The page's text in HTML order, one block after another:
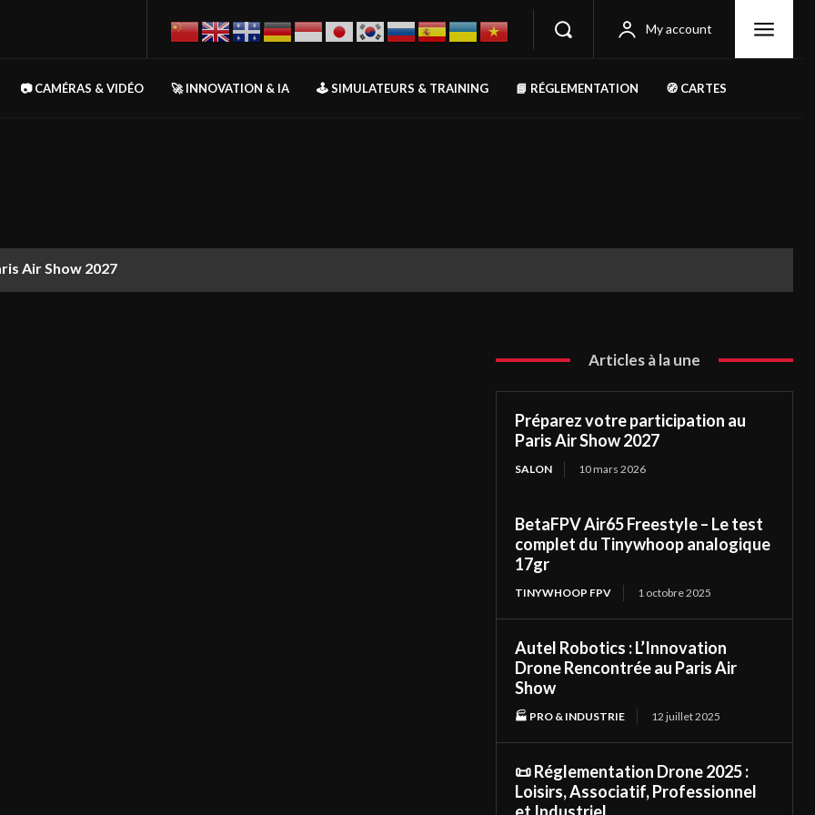
My account
📷 CAMÉRAS & VIDÉO 🚀 INNOVATION & IA 🕹️ SIMULATEURS & TRAINING 📘 RÉGLEMENTATION 🧭 CARTES
Air Show 2027
Articles à la une
Préparez votre participation au
Paris Air Show 2027
SALON 10 mars 2026
BetaFPV Air65 Freestyle – Le test
complet du Tinywhoop analogique
17gr
TINYWHOOP FPV 1 octobre 2025
Autel Robotics : L’Innovation
Drone Rencontrée au Paris Air
Show
🏭 PRO & INDUSTRIE 12 juillet 2025
📜 Réglementation Drone 2025 :
Loisirs, Associatif, Professionnel